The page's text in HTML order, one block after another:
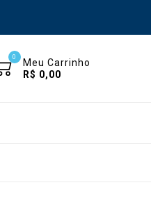
0
Meu Carrinho
R$ 0,00